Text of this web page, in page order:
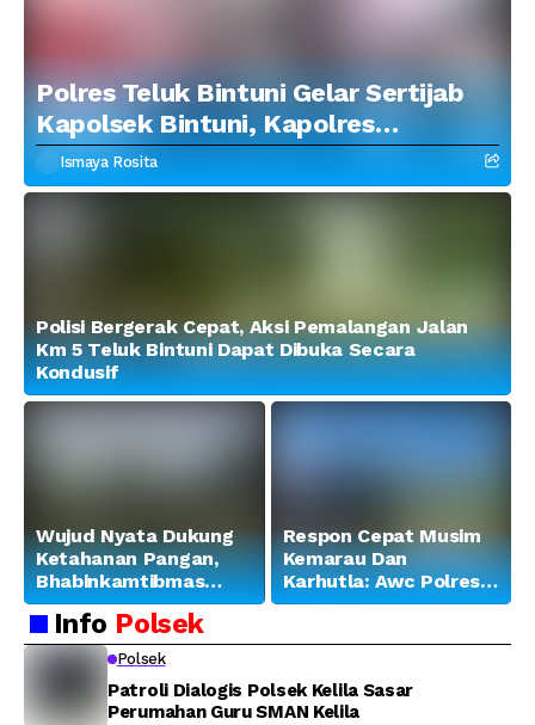
Polres Teluk Bintuni Gelar Sertijab
Kapolsek Bintuni, Kapolres
Tekankan Profesionalisme dan
Penguatan Sinergitas
Ismaya Rosita
Polisi Bergerak Cepat, Aksi Pemalangan Jalan
Km 5 Teluk Bintuni Dapat Dibuka Secara
Kondusif
Wujud Nyata Dukung
Ketahanan Pangan,
Bhabinkamtibmas
Banjar Ausoy Turun
Langsung Bantu
Warga Panen Jagung
Respon Cepat Musim
Kemarau Dan
Karhutla: Awc Polres
Teluk Bintuni
Lahan di Jalan Poros
Info Polsek
Polsek
Patroli Dialogis Polsek Kelila Sasar
Perumahan Guru SMAN Kelila